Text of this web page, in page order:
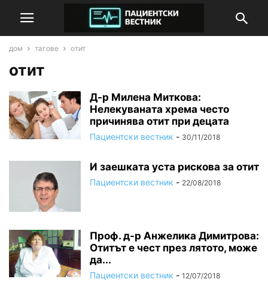
дом тагове отит
отит
Д-р Милена Миткова:
Нелекуваната хрема често
причинява отит при децата
Пациентски вестник - 30/11/2018
И заешката уста рискова за отит
Пациентски вестник - 22/08/2018
Проф. д-р Анжелика Димитрова:
Отитът е чест през лятото, може
да...
Пациентски вестник - 12/07/2018